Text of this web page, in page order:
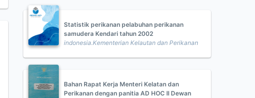
Statistik perikanan pelabuhan perikanan
samudera Kendari tahun 2002
indonesia.Kementerian Kelautan dan Perikanan
Bahan Rapat Kerja Menteri Kelatan dan
Perikanan dengan panitia AD HOC II Dewan